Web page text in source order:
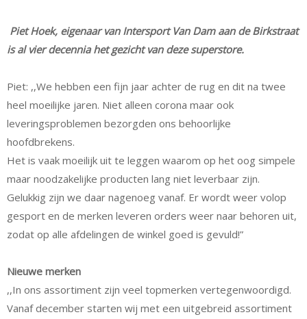
Piet Hoek, eigenaar van Intersport Van Dam aan de Birkstraat
is al vier decennia het gezicht van deze superstore.
Piet: ,,We hebben een fijn jaar achter de rug en dit na twee
heel moeilijke jaren. Niet alleen corona maar ook
leveringsproblemen bezorgden ons behoorlijke
hoofdbrekens.
Het is vaak moeilijk uit te leggen waarom op het oog simpele
maar noodzakelijke producten lang niet leverbaar zijn.
Gelukkig zijn we daar nagenoeg vanaf. Er wordt weer volop
gesport en de merken leveren orders weer naar behoren uit,
zodat op alle afdelingen de winkel goed is gevuld!”
Nieuwe merken
,,In ons assortiment zijn veel topmerken vertegenwoordigd.
Vanaf december starten wij met een uitgebreid assortiment